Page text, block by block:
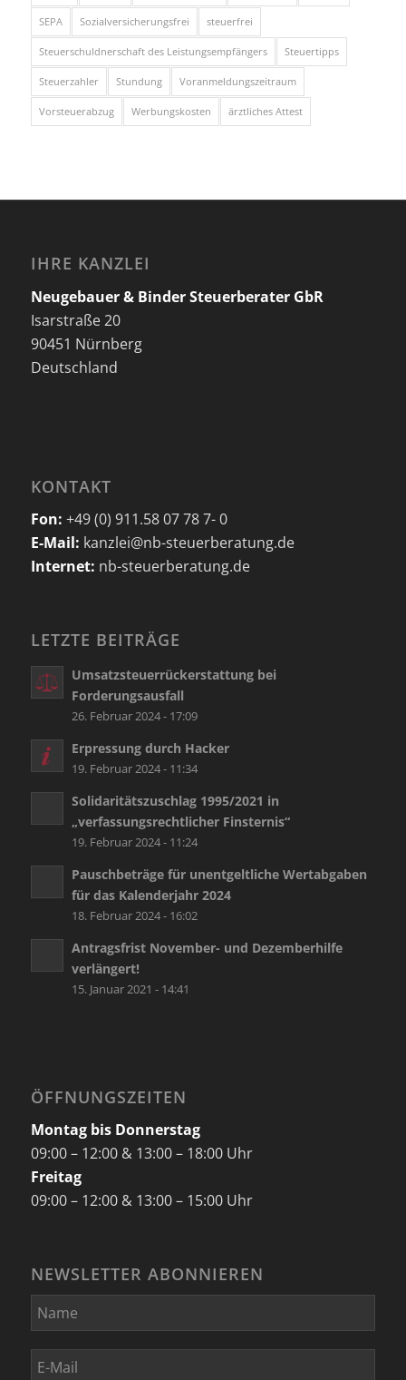
SEPA Sozialversicherungsfrei steuerfrei
Steuerschuldnerschaft des Leistungsempfängers Steuertipps
Steuerzahler Stundung Voranmeldungszeitraum
Vorsteuerabzug Werbungskosten ärztliches Attest
IHRE KANZLEI
Neugebauer & Binder Steuerberater GbR
Isarstraße 20
90451 Nürnberg
Deutschland
KONTAKT
Fon: +49 (0) 911.58 07 78 7- 0
E-Mail: kanzlei@nb-steuerberatung.de
Internet: nb-steuerberatung.de
LETZTE BEITRÄGE
Umsatzsteuerrückerstattung bei
Forderungsausfall
26. Februar 2024 - 17:09
Erpressung durch Hacker
19. Februar 2024 - 11:34
Solidaritätszuschlag 1995/2021 in
„verfassungsrechtlicher Finsternis“
19. Februar 2024 - 11:24
Pauschbeträge für unentgeltliche Wertabgaben
für das Kalenderjahr 2024
18. Februar 2024 - 16:02
Antragsfrist November- und Dezemberhilfe
verlängert!
15. Januar 2021 - 14:41
ÖFFNUNGSZEITEN
Montag bis Donnerstag
09:00 – 12:00 & 13:00 – 18:00 Uhr
Freitag
09:00 – 12:00 & 13:00 – 15:00 Uhr
NEWSLETTER ABONNIEREN